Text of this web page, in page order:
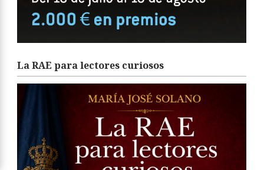
La RAE para lectores curiosos